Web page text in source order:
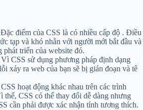
điểm của CSS là có nhiều cấp độ . Điều
tạp và khó nhằn với người mới bắt đầu và
triển của website đó.
Vì CSS sử dụng phương pháp định dạng
xảy ra web của bạn sẽ bị gián đoạn và tê
CSS hoạt động khác nhau trên các trình
thế, CSS có thể thay đổi dễ dàng nhưng
cần phải được xác nhận tính tương thích.